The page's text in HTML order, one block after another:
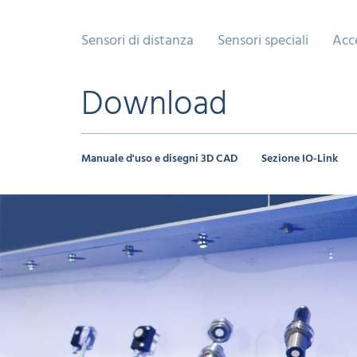
Sensori di distanza Sensori speciali
Download
Manuale d'uso e disegni 3D CAD Sezione IO-Link